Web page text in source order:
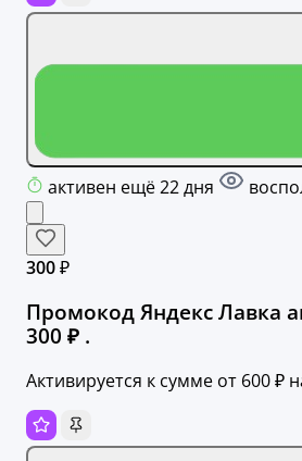
активен ещё 22 дня
300 ₽
Промокод Яндекс Лавка
300 ₽ .
Активируется к сумме от 600 ₽